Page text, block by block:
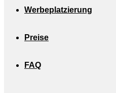
Werbeplatzierung
Preise
FAQ